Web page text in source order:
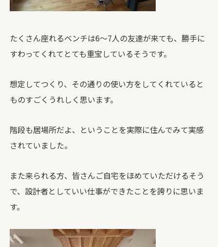
たくさん座れるベンチは6～7人の友達が来ても、勝手に
すわってくれてとても重宝しているそうです。
想定してつくり、その通りの使い方をしてくれていると
ものすごくうれしく思います。
階段も居場所だよ、ということを実際に住んでみて実感
されていました。
また来られる方、皆さんご自宅をほめていただけるそう
で、設計者としていい仕事ができたことを誇りに思いま
す。